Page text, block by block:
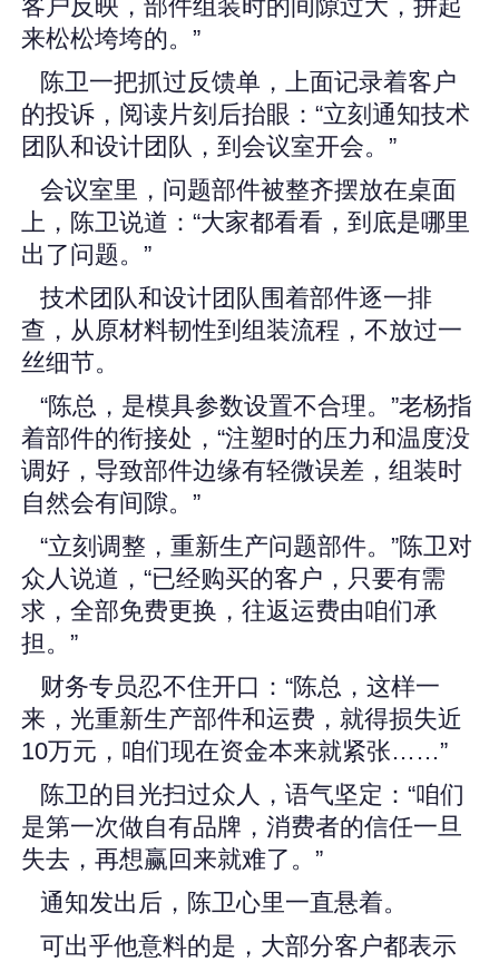
客户反映，部件组装时的间隙过大，拼起
来松松垮垮的。”
陈卫一把抓过反馈单，上面记录着客户
的投诉，阅读片刻后抬眼：“立刻通知技术
团队和设计团队，到会议室开会。”
会议室里，问题部件被整齐摆放在桌面
上，陈卫说道：“大家都看看，到底是哪里
出了问题。”
技术团队和设计团队围着部件逐一排
查，从原材料韧性到组装流程，不放过一
丝细节。
“陈总，是模具参数设置不合理。”老杨指
着部件的衔接处，“注塑时的压力和温度没
调好，导致部件边缘有轻微误差，组装时
自然会有间隙。”
“立刻调整，重新生产问题部件。”陈卫对
众人说道，“已经购买的客户，只要有需
求，全部免费更换，往返运费由咱们承
担。”
财务专员忍不住开口：“陈总，这样一
来，光重新生产部件和运费，就得损失近
10万元，咱们现在资金本来就紧张……”
陈卫的目光扫过众人，语气坚定：“咱们
是第一次做自有品牌，消费者的信任一旦
失去，再想赢回来就难了。”
通知发出后，陈卫心里一直悬着。
可出乎他意料的是，大部分客户都表示